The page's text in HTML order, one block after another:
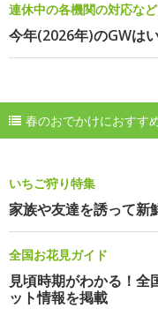
連休中の各機関の対応な
今年(2026年)のGWは
春のおでかけにおすす
いちご狩り特集
家族や友達を誘って新
全国お花見ガイド
見頃時期がわかる！
ット情報を掲載